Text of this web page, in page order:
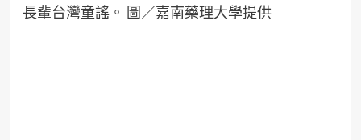
長輩台灣童謠。 圖／嘉南藥理大學提供